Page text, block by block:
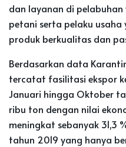
dan layanan di
petani serta pelaku usaha
produk berkualitas dan
Berdasarkan data
tercatat fasilitasi ekspor
Januari hingga Oktober
ribu ton dengan nilai
meningkat sebanyak 31,3
tahun 2019 yang hanya